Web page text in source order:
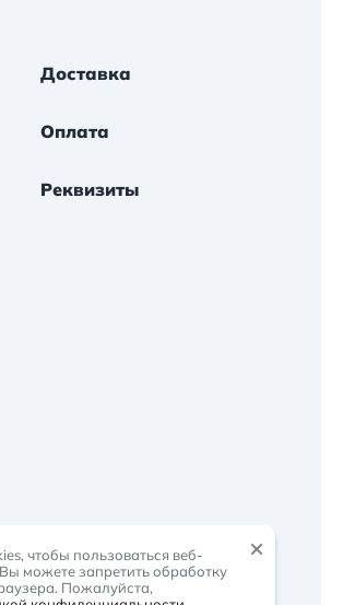
Доставка
Оплата
Реквизиты
-растем вместе
чтобы пользоваться веб-
можете запретить обработку
Пожалуйста,